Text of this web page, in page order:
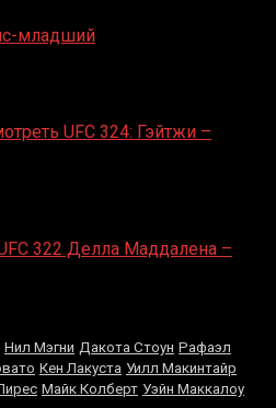
младший
UFC 324: Гэйтжи –
322 Делла Маддалена –
Нил Мэгни Дакота Стоун Рафаэл
Кен Лакуста Уилл Макинтайр
Майк Колберт Уэйн Маккалоу